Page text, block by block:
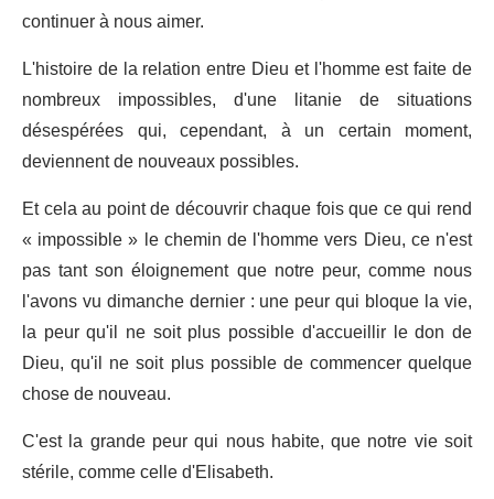
continuer à nous aimer.
L'histoire de la relation entre Dieu et l'homme est faite de
nombreux impossibles, d'une litanie de situations
désespérées qui, cependant, à un certain moment,
deviennent de nouveaux possibles.
Et cela au point de découvrir chaque fois que ce qui rend
« impossible » le chemin de l'homme vers Dieu, ce n'est
pas tant son éloignement que notre peur, comme nous
l'avons vu dimanche dernier : une peur qui bloque la vie,
la peur qu'il ne soit plus possible d'accueillir le don de
Dieu, qu'il ne soit plus possible de commencer quelque
chose de nouveau.
C'est la grande peur qui nous habite, que notre vie soit
stérile, comme celle d'Elisabeth.